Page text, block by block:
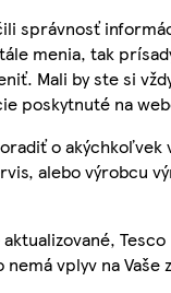
správnosť
menia, tak
Mali by ste si
poskytnuté na
o akýchkoľvek
alebo výrobcu
vplyv na Vaše